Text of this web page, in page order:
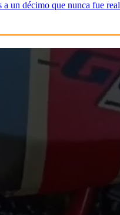
a un décimo que nunca fue real